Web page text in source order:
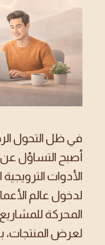
في ظل التحول
أصبح التساؤل
الأدوات
لدخول عالم
المحركة
لعرض المنتجات،